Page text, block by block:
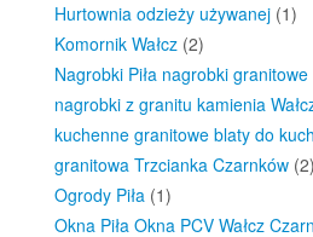
Hurtownia odzieży używanej (1)
Komornik Wałcz (2)
Nagrobki Piła nagrobki
nagrobki z granitu kamienia
kuchenne granitowe blaty do
granitowa Trzcianka Czarnków (2)
Ogrody Piła (1)
Okna Piła Okna PCV Wałcz